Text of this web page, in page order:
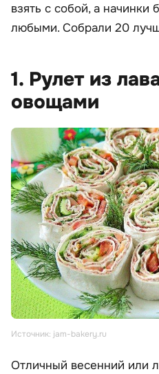
взять с собой, а начинки
любыми. Собрали 20
1. Рулет из
овощами
Источник: jam-bakery.ru
Отличный весенний или